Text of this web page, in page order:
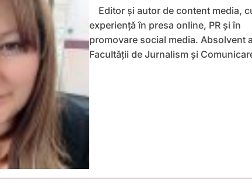
Editor și autor de content media,
experiență în presa online, PR și în
promovare social media. Absolvent
Facultății de Jurnalism și